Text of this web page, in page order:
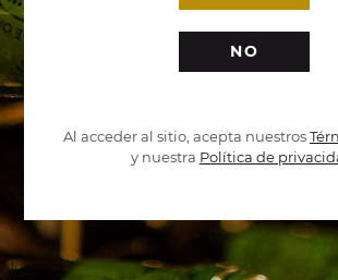
NO
Al acceder al sitio, acepta nuestros
y nuestra Política de